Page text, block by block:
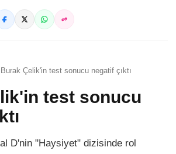
Çelik'in test sonucu negatif çıktı
test sonucu
D'nin "Haysiyet" dizisinde rol